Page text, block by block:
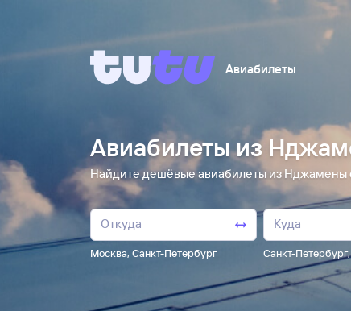
Авиабилеты
Авиабилеты из
Найдите дешёвые авиабилеты из Нджамены
Москва, Санкт-Петербург Санкт-Петербург